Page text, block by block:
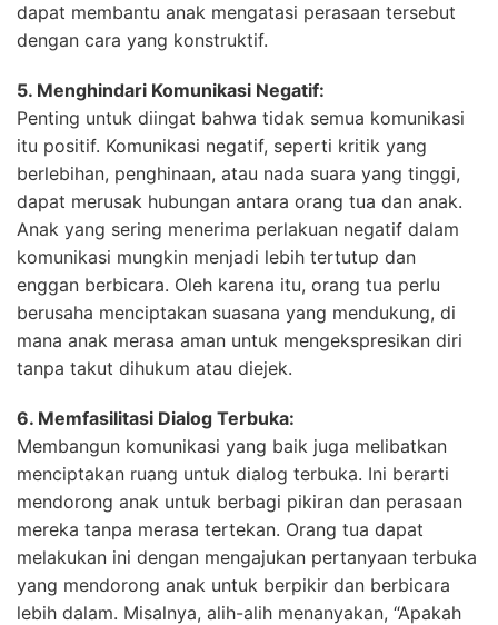
dapat membantu anak mengatasi perasaan tersebut
dengan cara yang konstruktif.
5. Menghindari Komunikasi Negatif:
Penting untuk diingat bahwa tidak semua komunikasi
itu positif. Komunikasi negatif, seperti kritik yang
berlebihan, penghinaan, atau nada suara yang tinggi,
dapat merusak hubungan antara orang tua dan anak.
Anak yang sering menerima perlakuan negatif dalam
komunikasi mungkin menjadi lebih tertutup dan
enggan berbicara. Oleh karena itu, orang tua perlu
berusaha menciptakan suasana yang mendukung, di
mana anak merasa aman untuk mengekspresikan diri
tanpa takut dihukum atau diejek.
6. Memfasilitasi Dialog Terbuka:
Membangun komunikasi yang baik juga melibatkan
menciptakan ruang untuk dialog terbuka. Ini berarti
mendorong anak untuk berbagi pikiran dan perasaan
mereka tanpa merasa tertekan. Orang tua dapat
melakukan ini dengan mengajukan pertanyaan terbuka
yang mendorong anak untuk berpikir dan berbicara
lebih dalam. Misalnya, alih-alih menanyakan, “Apakah